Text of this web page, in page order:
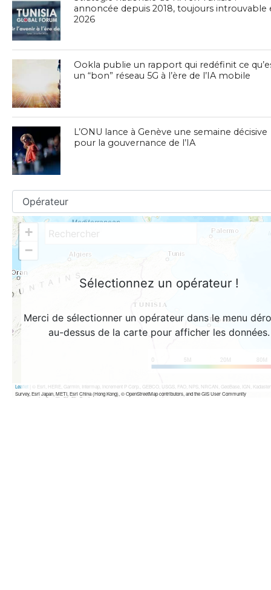
annoncée depuis 2018, toujours introuvable
2026
Ookla publie un rapport qui redéfinit ce
un “bon” réseau 5G à l’ère de l’IA mobile
L’ONU lance à Genève une semaine décisive
pour la gouvernance de l’IA